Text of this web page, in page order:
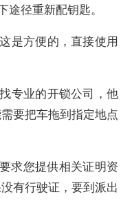
径重新配钥匙。
是方便的，直接使用
专业的开锁公司，他
要把车拖到指定地点
求您提供相关证明资
有行驶证，要到派出